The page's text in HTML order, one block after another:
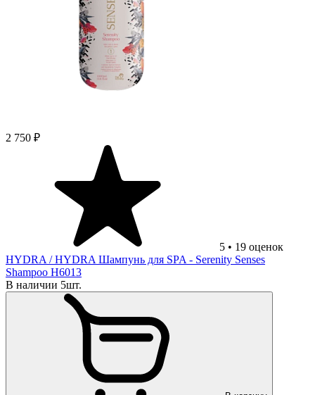
2 750 ₽
5 • 19 оценок
HYDRA / HYDRA Шампунь для SPA - Serenity Senses
Shampoo H6013
В наличии 5шт.